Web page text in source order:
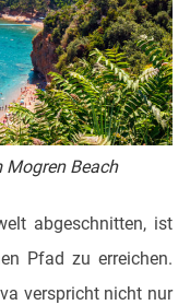
Mogren Beach
abgeschnitten, ist
Pfad zu erreichen.
verspricht nicht nur